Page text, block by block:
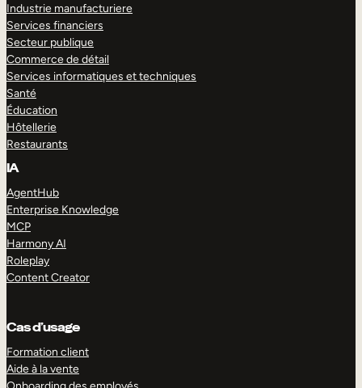
Industrie manufacturiere
Services financiers
Secteur publique
Commerce de détail
Services informatiques et techniques
Santé
Éducation
Hôtellerie
Restaurants
IA
AgentHub
Enterprise Knowledge
MCP
Harmony AI
Roleplay
Content Creator
Cas d’usage
Formation client
Aide à la vente